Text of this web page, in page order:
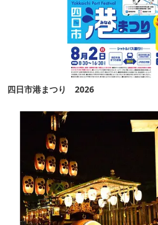
四日市港まつり 2026